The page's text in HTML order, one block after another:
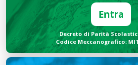
Entra
Decreto di Parità
Codice Meccanografico: